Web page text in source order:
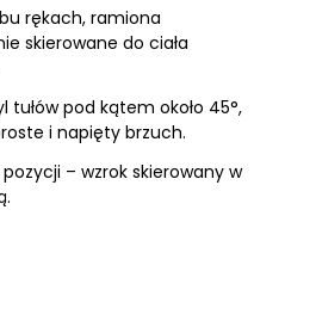
rękach, ramiona
skierowane do ciała
tułów pod kątem około 45°,
i napięty brzuch.
– wzrok skierowany w